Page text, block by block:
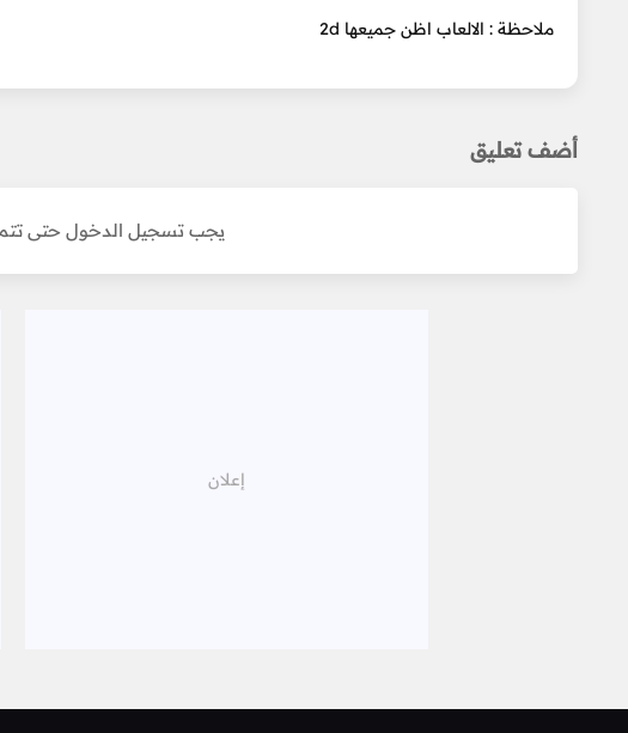
ملاحظة : الالعاب اظن جميعها 2d
أضف تعليق
يجب تسجيل الدخول حتى